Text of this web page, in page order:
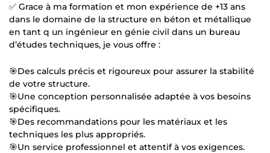
✅ Grace à ma formation et mon expérience de +13 ans
dans le domaine de la structure en béton et métallique
en tant q un ingénieur en génie civil dans un bureau
d’études techniques, je vous offre :
🎯Des calculs précis et rigoureux pour assurer la stabilité
de votre structure.
🎯Une conception personnalisée adaptée à vos besoins
spécifiques.
🎯Des recommandations pour les matériaux et les
techniques les plus appropriés.
🎯Un service professionnel et attentif à vos exigences.